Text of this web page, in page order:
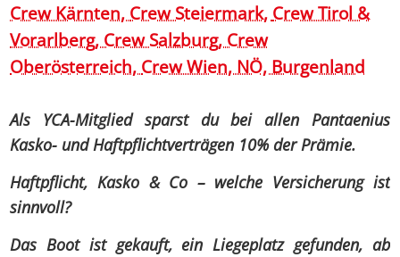
Crew Kärnten, Crew Steiermark, Crew Tirol &
Vorarlberg, Crew Salzburg, Crew
Oberösterreich, Crew Wien, NÖ, Burgenland
Als YCA-Mitglied sparst du bei allen Pantaenius
Kasko- und Haftpflichtverträgen 10% der Prämie.
Haftpflicht, Kasko & Co – welche Versicherung ist
sinnvoll?
Das Boot ist gekauft, ein Liegeplatz gefunden, ab